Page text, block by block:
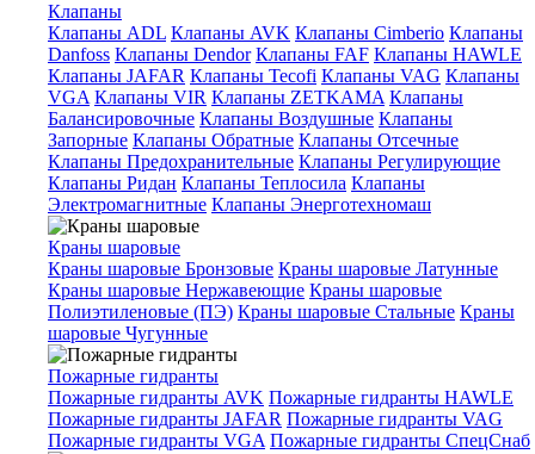
Клапаны
Клапаны ADL Клапаны AVK Клапаны Cimberio Клапаны
Danfoss Клапаны Dendor Клапаны FAF Клапаны HAWLE
Клапаны JAFAR Клапаны Tecofi Клапаны VAG Клапаны
VGA Клапаны VIR Клапаны ZETKAMA Клапаны
Балансировочные Клапаны Воздушные Клапаны
Запорные Клапаны Обратные Клапаны Отсечные
Клапаны Предохранительные Клапаны Регулирующие
Клапаны Ридан Клапаны Теплосила Клапаны
Электромагнитные Клапаны Энерготехномаш
Краны шаровые
Краны шаровые Бронзовые Краны шаровые Латунные
Краны шаровые Нержавеющие Краны шаровые
Полиэтиленовые (ПЭ) Краны шаровые Стальные Краны
шаровые Чугунные
Пожарные гидранты
Пожарные гидранты AVK Пожарные гидранты HAWLE
Пожарные гидранты JAFAR Пожарные гидранты VAG
Пожарные гидранты VGA Пожарные гидранты СпецСнаб